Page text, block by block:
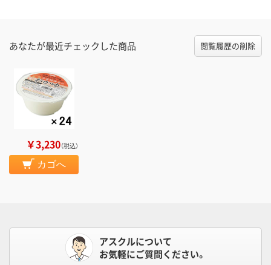
あなたが最近チェックした商品 閲覧履歴の削除
￥3,230（税込）
カゴへ
アスクルについて
お気軽にご質問ください。